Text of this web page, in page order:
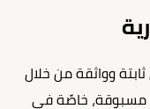
وواثقة من خلال
مسبوقة، خاصًة في